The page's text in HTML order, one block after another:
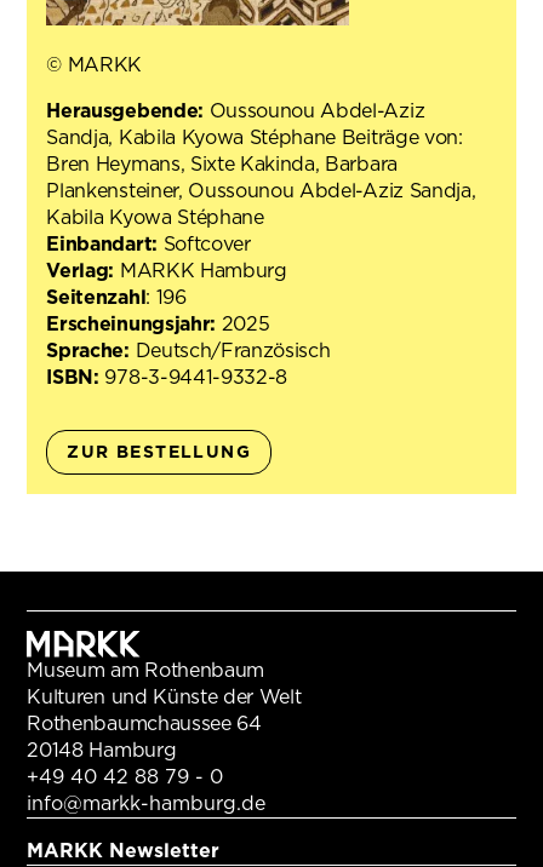
© MARKK
Herausgebende: Oussounou Abdel-Aziz
Sandja, Kabila Kyowa Stéphane Beiträge von:
Bren Heymans, Sixte Kakinda, Barbara
Plankensteiner, Oussounou Abdel-Aziz Sandja,
Kabila Kyowa Stéphane
Einbandart: Softcover
Verlag: MARKK Hamburg
Seitenzahl: 196
Erscheinungsjahr: 2025
Sprache: Deutsch/Französisch
ISBN: 978-3-9441-9332-8
ZUR BESTELLUNG
Museum am Rothenbaum
Kulturen und Künste der Welt
Rothenbaumchaussee 64
20148 Hamburg
+49 40 42 88 79 - 0
info@markk-hamburg.de
MARKK Newsletter